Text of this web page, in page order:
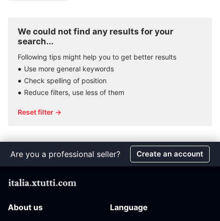
We could not find any results for your
search...
Following tips might help you to get better results
Use more general keywords
Check spelling of position
Reduce filters, use less of them
Reset filter →
Are you a professional seller? Create an account
About us Language